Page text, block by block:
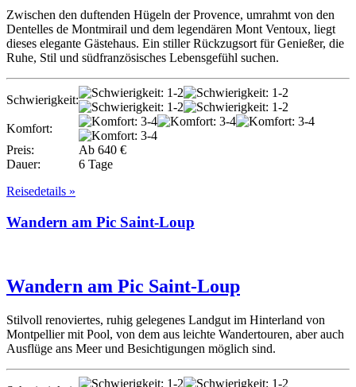
Zwischen den duftenden Hügeln der Provence, umrahmt von den
Dentelles de Montmirail und dem legendären Mont Ventoux, liegt
dieses elegante Gästehaus. Ein stiller Rückzugsort für Genießer, die
Ruhe, Stil und südfranzösisches Lebensgefühl suchen.
Schwierigkeit:
Komfort:
Preis:
Ab 640 €
Dauer:
6 Tage
Reisedetails »
Wandern am Pic Saint-Loup
Wandern am Pic Saint-Loup
Stilvoll renoviertes, ruhig gelegenes Landgut im Hinterland von
Montpellier mit Pool, von dem aus leichte Wandertouren, aber auch
Ausflüge ans Meer und Besichtigungen möglich sind.